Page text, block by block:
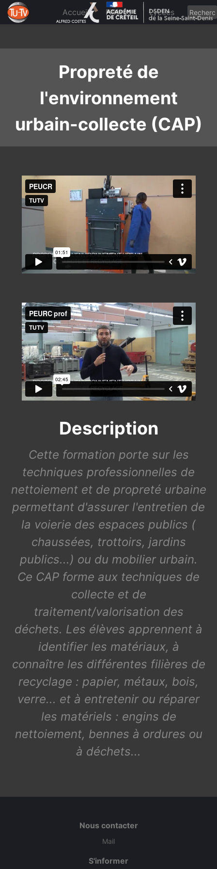
content
Accueil Filières Lycées
Propreté de
l'environnement
urbain-collecte (CAP)
Description
Cette formation porte sur les
techniques professionnelles de
nettoiement et de propreté urbaine
permettant d'assurer l'entretien de
la voierie des espaces publics (
chaussées, trottoirs, jardins
publics...) ou du mobilier urbain.
Ce CAP forme aux techniques de
collecte et de
traitement/valorisation des
déchets. Les élèves apprennent à
identifier les matériaux, à
connaître les différentes filières de
recyclage : papier, métaux, bois,
verre... et à entretenir ou réparer
les matériels : engins de
nettoiement, bennes à ordures ou
à déchets...
Nous contacter
Mail
S'informer